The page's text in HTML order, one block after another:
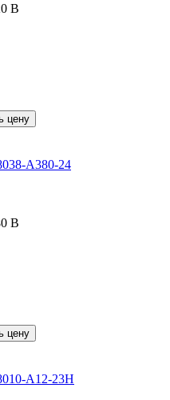
В
цену
A380-24
В
цену
A12-23H